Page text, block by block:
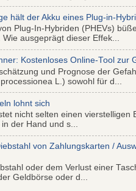
hält der Akku eines Plug-in-
Plug-In-Hybriden (PHEVs)
Wie ausgeprägt dieser Effek...
Kostenloses Online-Tool zur
und Prognose der
L.) sowohl für d...
lohnt sich
nicht selten einen vierstelligen
der Hand und s...
von Zahlungskarten /
oder dem Verlust einer
Geldbörse oder d...